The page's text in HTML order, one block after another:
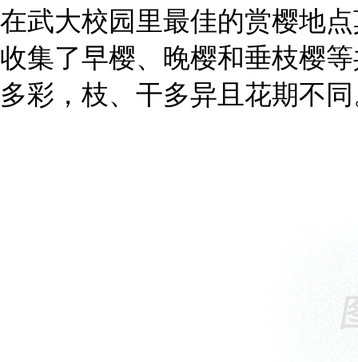
在武大校园里最佳的赏樱地
收集了早樱、晚樱和垂枝樱
多彩，枝、干多异且花期不